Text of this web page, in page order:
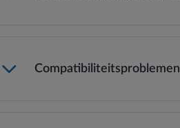
Compatibiliteitsproblemen